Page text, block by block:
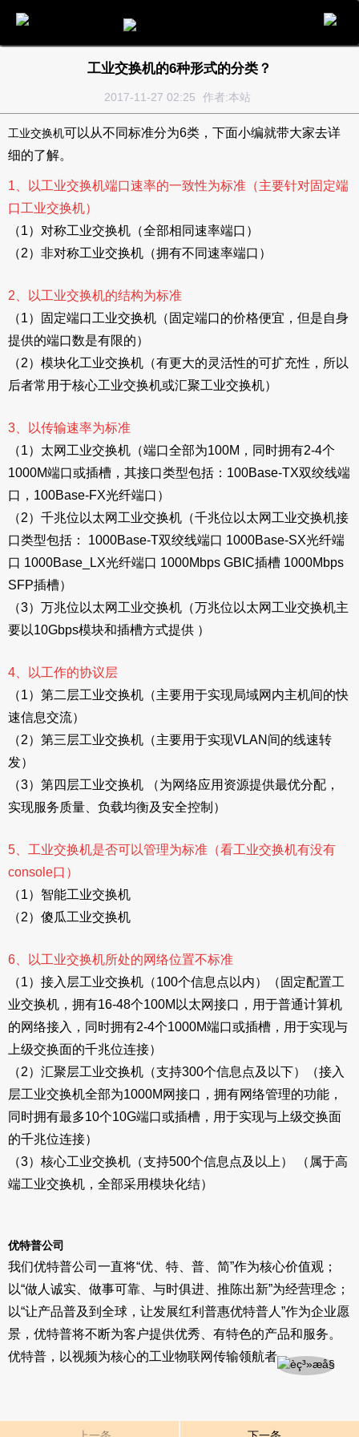
工业交换机的6种形式的分类？
2017-11-27 02:25 作者:本站
工业交换机可以从不同标准分为6类，下面小编就带大家去详
细的了解。
1、以工业交换机端口速率的一致性为标准（主要针对固定端
口工业交换机）
（1）对称工业交换机（全部相同速率端口）
（2）非对称工业交换机（拥有不同速率端口）
2、以工业交换机的结构为标准
（1）固定端口工业交换机（固定端口的价格便宜，但是自身
提供的端口数是有限的）
（2）模块化工业交换机（有更大的灵活性的可扩充性，所以
后者常用于核心工业交换机或汇聚工业交换机）
3、以传输速率为标准
（1）太网工业交换机（端口全部为100M，同时拥有2-4个
1000M端口或插槽，其接口类型包括：100Base-TX双绞线端
口，100Base-FX光纤端口）
（2）千兆位以太网工业交换机（千兆位以太网工业交换机接
口类型包括： 1000Base-T双绞线端口 1000Base-SX光纤端
口 1000Base_LX光纤端口 1000Mbps GBIC插槽 1000Mbps
SFP插槽）
（3）万兆位以太网工业交换机（万兆位以太网工业交换机主
要以10Gbps模块和插槽方式提供 ）
4、以工作的协议层
（1）第二层工业交换机（主要用于实现局域网内主机间的快
速信息交流）
（2）第三层工业交换机（主要用于实现VLAN间的线速转
发）
（3）第四层工业交换机 （为网络应用资源提供最优分配，
实现服务质量、负载均衡及安全控制）
5、工业交换机是否可以管理为标准（看工业交换机有没有
console口）
（1）智能工业交换机
（2）傻瓜工业交换机
6、以工业交换机所处的网络位置不标准
（1）接入层工业交换机（100个信息点以内）（固定配置工
业交换机，拥有16-48个100M以太网接口，用于普通计算机
的网络接入，同时拥有2-4个1000M端口或插槽，用于实现与
上级交换面的千兆位连接）
（2）汇聚层工业交换机（支持300个信息点及以下）（接入
层工业交换机全部为1000M网接口，拥有网络管理的功能，
同时拥有最多10个10G端口或插槽，用于实现与上级交换面
的千兆位连接）
（3）核心工业交换机（支持500个信息点及以上） （属于高
端工业交换机，全部采用模块化结）
优特普公司
我们优特普公司一直将“优、特、普、简”作为核心价值观；
以“做人诚实、做事可靠、与时俱进、推陈出新”为经营理念；
以“让产品普及到全球，让发展红利普惠优特普人”作为企业愿
景，优特普将不断为客户提供优秀、有特色的产品和服务。
优特普，以视频为核心的工业物联网传输领航者。
电话 留言